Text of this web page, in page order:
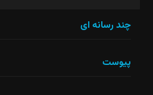
نباید
چند رسانه ای
پیوست